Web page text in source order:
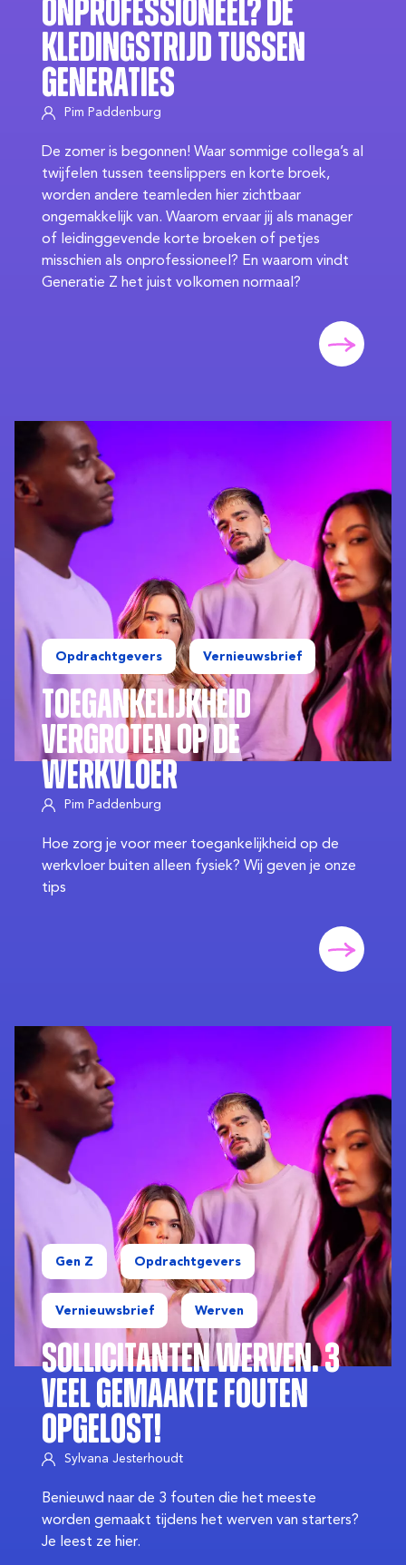
Onprofessioneel? De
Kledingstrijd Tussen
Generaties
Pim Paddenburg
De zomer is begonnen! Waar sommige collega’s al
twijfelen tussen teenslippers en korte broek,
worden andere teamleden hier zichtbaar
ongemakkelijk van. Waarom ervaar jij als manager
of leidinggevende korte broeken of petjes
misschien als onprofessioneel? En waarom vindt
Generatie Z het juist volkomen normaal?
Opdrachtgevers Vernieuwsbrief
Toegankelijkheid
Vergroten op de
Werkvloer
Pim Paddenburg
Hoe zorg je voor meer toegankelijkheid op de
werkvloer buiten alleen fysiek? Wij geven je onze
tips
Gen Z Opdrachtgevers
Vernieuwsbrief Werven
Sollicitanten werven. 3
veel gemaakte fouten
opgelost!
Sylvana Jesterhoudt
Benieuwd naar de 3 fouten die het meeste
worden gemaakt tijdens het werven van starters?
Je leest ze hier.